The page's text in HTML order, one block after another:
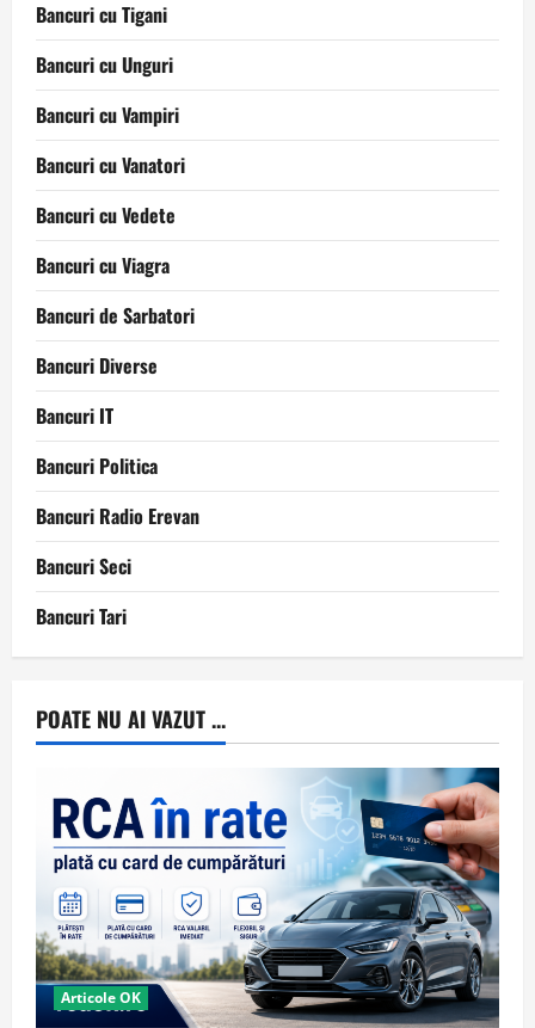
Bancuri cu Tigani
Bancuri cu Unguri
Bancuri cu Vampiri
Bancuri cu Vanatori
Bancuri cu Vedete
Bancuri cu Viagra
Bancuri de Sarbatori
Bancuri Diverse
Bancuri IT
Bancuri Politica
Bancuri Radio Erevan
Bancuri Seci
Bancuri Tari
POATE NU AI VAZUT ...
Articole OK